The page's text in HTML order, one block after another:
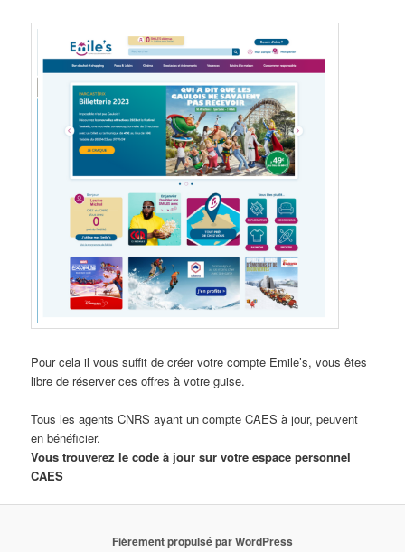
Pour cela il vous suffit de créer votre compte Emile’s, vous êtes
libre de réserver ces offres à votre guise.
Tous les agents CNRS ayant un compte CAES à jour, peuvent
en bénéficier.
Vous trouverez le code à jour sur votre espace personnel
CAES
Fièrement propulsé par WordPress